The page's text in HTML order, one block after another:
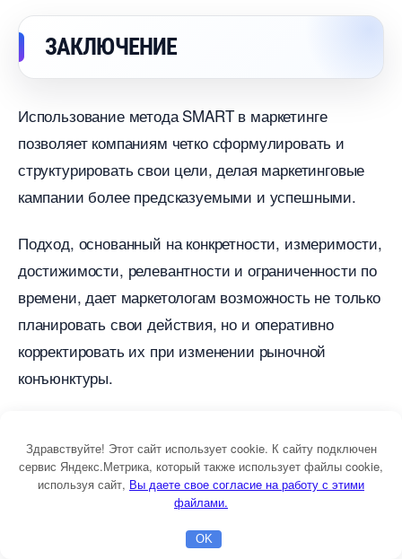
ЗАКЛЮЧЕНИЕ
Использование метода SMART в маркетинге
позволяет компаниям четко сформулировать и
структурировать свои цели, делая маркетинговые
кампании более предсказуемыми и успешными.
Подход, основанный на конкретности, измеримости,
достижимости, релевантности и ограниченности по
ремени, дает маркетологам возможность не только
планировать свои действия, но и оперативно
корректировать их при изменении рыночной
конъюнктуры.
через онлайн-рекламу, рост вовлеченности
аудитории в социальных сетях и расширение
присутствия бренда в новом регионе –
демонстрируют широкие возможности применения
Здравствуйте! Этот сайт использует cookie. К сайту подключен
сервис Яндекс.Метрика, который также использует файлы cookie,
используя сайт, ы даете свое согласие на работу с этими
файлами.
OK